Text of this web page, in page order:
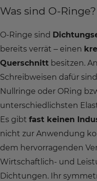
Was sind O-Ringe?
O-Ringe sind
bereits verrät – einen
Querschnitt besitzen.
Schreibweisen dafür
Nullringe oder ORing
unterschiedlichsten
Es gibt fast keinen
nicht zur Anwendung
dem hervorragenden
Wirtschaftlich- und
Dichtungen. Ihr